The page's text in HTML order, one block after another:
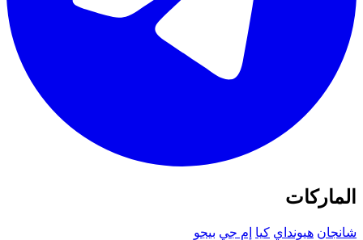
هيونداي كيا إم جي بيجو